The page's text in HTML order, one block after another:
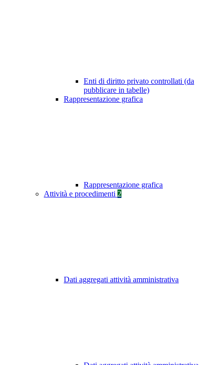
Enti di diritto privato controllati (da
pubblicare in tabelle)
Rappresentazione grafica
Rappresentazione grafica
Attività e procedimenti 2
Dati aggregati attività amministrativa